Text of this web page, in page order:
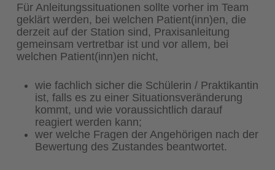
Für Anleitungssituationen sollte vorher im Team
geklärt werden, bei welchen Patient(inn)en, die
derzeit auf der Station sind, Praxisanleitung
gemeinsam vertretbar ist und vor allem, bei
welchen Patient(inn)en nicht,
wie fachlich sicher die Schülerin / Praktikantin
ist, falls es zu einer Situationsveränderung
kommt, und wie voraussichtlich darauf
reagiert werden kann;
wer welche Fragen der Angehörigen nach der
Bewertung des Zustandes beantwortet.